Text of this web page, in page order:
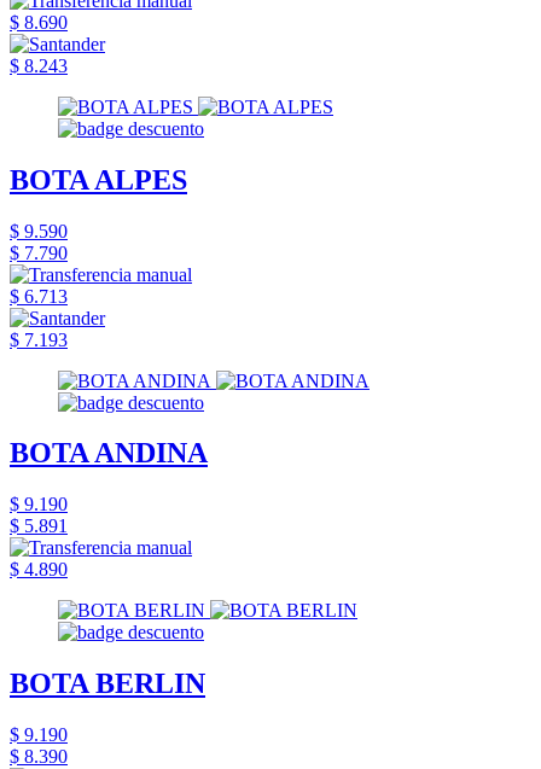
$ 8.690
$ 8.243
BOTA ALPES
$ 9.590
$ 7.790
$ 6.713
$ 7.193
BOTA ANDINA
$ 9.190
$ 5.891
$ 4.890
BOTA BERLIN
$ 9.190
$ 8.390